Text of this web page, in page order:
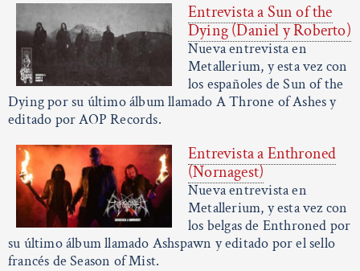
Entrevista a Sun of the
Dying (Daniel y Roberto)
Nueva entrevista en
Metallerium, y esta vez con
los españoles de Sun of the
Dying por su último álbum llamado A Throne of Ashes y
editado por AOP Records.
Entrevista a Enthroned
(Nornagest)
Nueva entrevista en
Metallerium, y esta vez con
los belgas de Enthroned por
su último álbum llamado Ashspawn y editado por el sello
francés de Season of Mist.